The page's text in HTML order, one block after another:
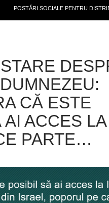
POSTĂRI SOCIALE PENTRU
CĂ ESTE
AI ACCES
PARTE…